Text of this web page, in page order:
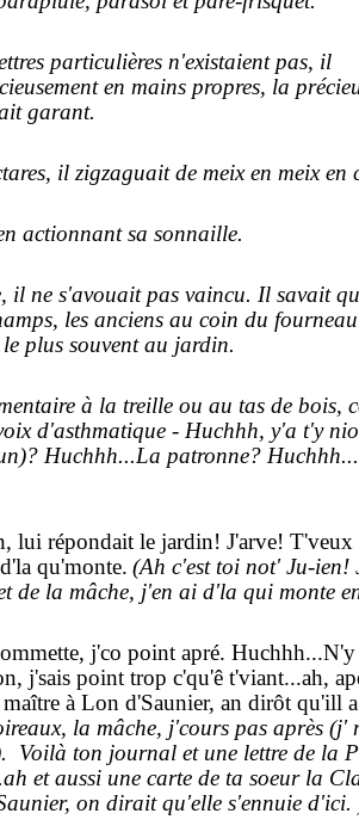
particulières n'existaient pas, il
en mains propres, la
garant.
il zigzaguait de meix en meix en
actionnant sa sonnaille.
il ne s'avouait pas vaincu. Il savait
les anciens au coin du
plus souvent au jardin.
à la treille ou au tas de bois,
d'asthmatique - Huchhh, y'a t'y
Huchhh...La patronne?
lui répondait le jardin! J'arve!
qu'monte. (Ah c'est toi not' Ju-ien!
de la mâche, j'en ai d'la qui monte
j'co point apré.
j'sais point trop c'qu'ê t'viant...ah,
à Lon d'Saunier, an dirôt qu'ill
la mâche, j'cours pas après (j'
Voilà ton journal et une lettre de la
et aussi une carte de ta soeur la
on dirait qu'elle s'ennuie d'ici.